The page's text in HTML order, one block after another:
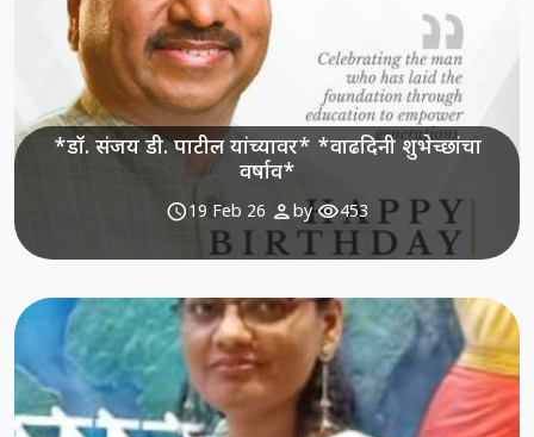
*डॉ. संजय डी. पाटील यांच्यावर* *वाढदिनी शुभेच्छांचा
वर्षाव*
schedule19 Feb 26 personby visibility453